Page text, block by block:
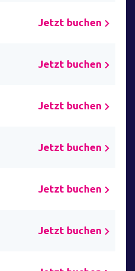
Jetzt buchen
Jetzt buchen
Jetzt buchen
Jetzt buchen
Jetzt buchen
Jetzt buchen